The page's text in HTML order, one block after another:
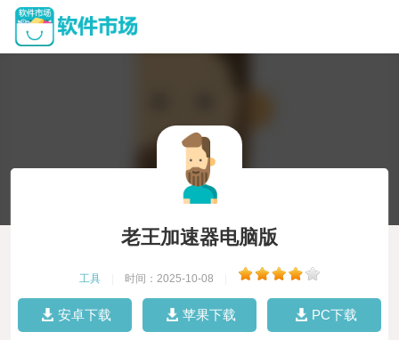
老王加速器电脑版
工具 时间：2025-10-08
安卓下载 苹果下载 PC下载